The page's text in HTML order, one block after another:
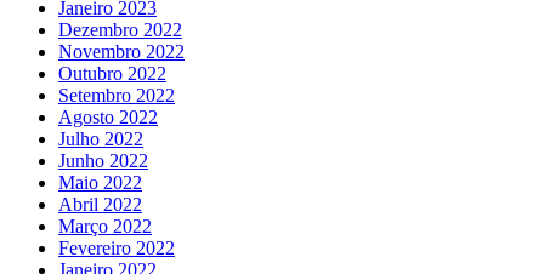
Janeiro 2023
Dezembro 2022
Novembro 2022
Outubro 2022
Setembro 2022
Agosto 2022
Julho 2022
Junho 2022
Maio 2022
Abril 2022
Março 2022
Fevereiro 2022
Janeiro 2022